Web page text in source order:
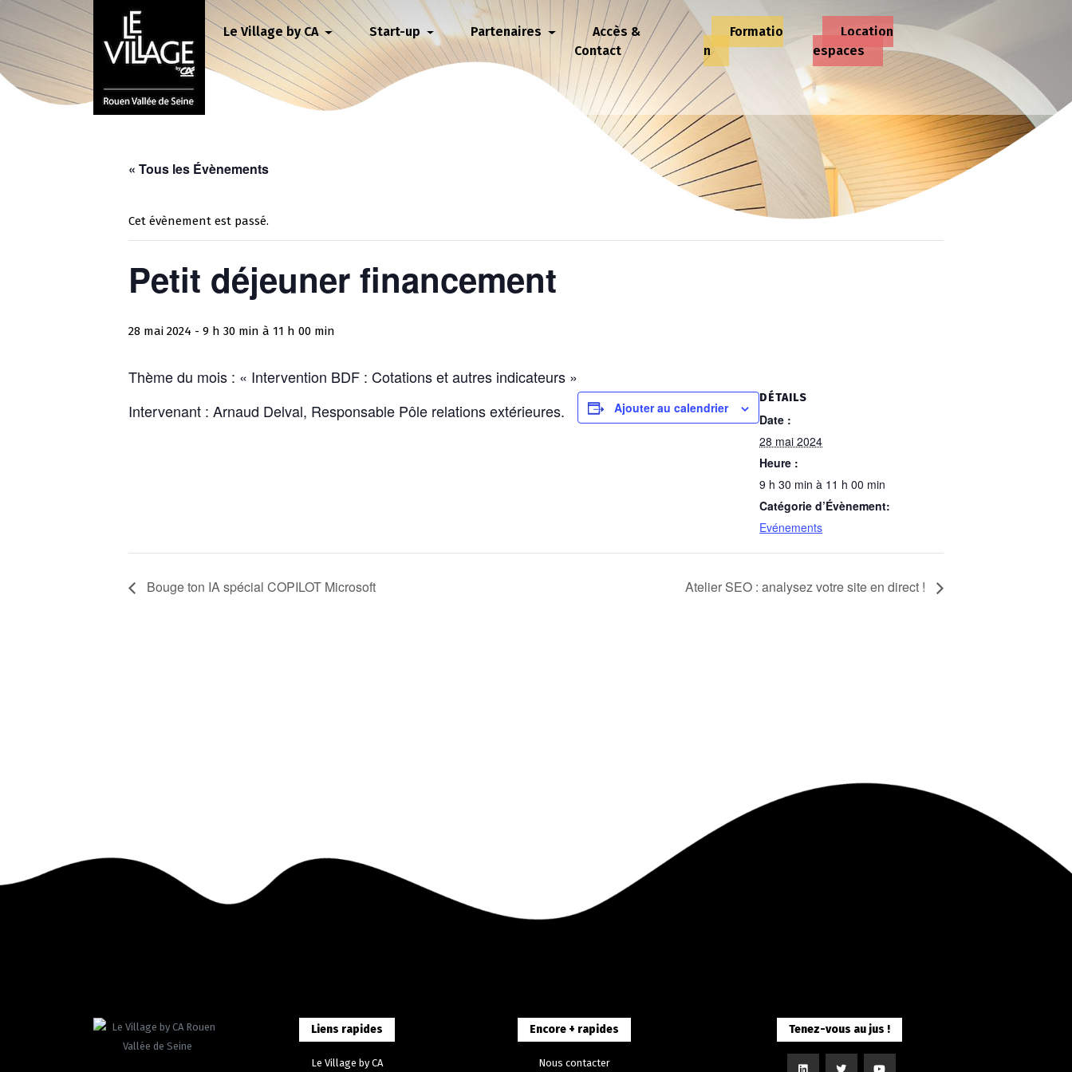
Le Village by CA Start-up Partenaires
Accès &
Contact
Formatio
n
Location
espaces
« Tous les Évènements
Cet évènement est passé.
Petit déjeuner financement
28 mai 2024 - 9 h 30 min à 11 h 00 min
Thème du mois : « Intervention BDF : Cotations et autres indicateurs »
Intervenant : Arnaud Delval, Responsable Pôle relations extérieures.
Ajouter au calendrier
DÉTAILS
Date :
28 mai 2024
Heure :
9 h 30 min à 11 h 00 min
Catégorie d’Évènement:
Evénements
Bouge ton IA spécial COPILOT Microsoft Atelier SEO : analysez votre site en direct !
Liens rapides
Le Village by CA
Encore + rapides
Nous contacter
Tenez-vous au jus !